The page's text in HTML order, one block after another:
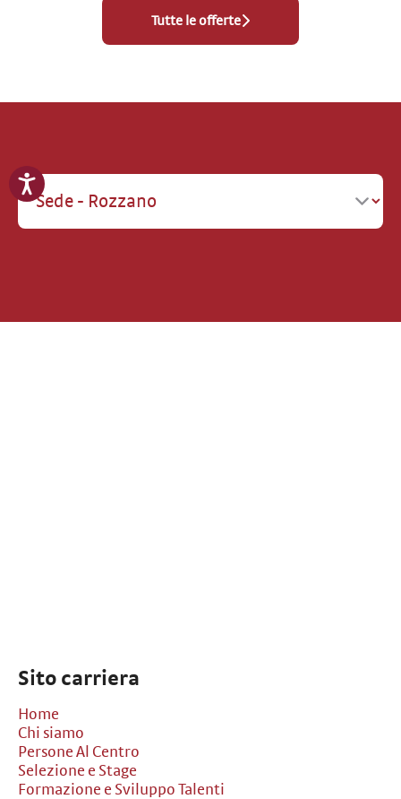
Tutte le offerte
Sito carriera
Home
Chi siamo
Persone Al Centro
Selezione e Stage
Formazione e Sviluppo Talenti